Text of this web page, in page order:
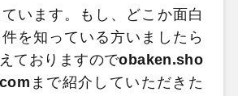
います。もし、どこか面白
を知っている方いましたら
ておりますのでobaken.sho
まで紹介していただきた